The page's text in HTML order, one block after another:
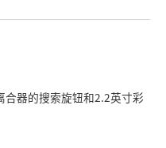
器的搜索旋钮和2.2英寸彩